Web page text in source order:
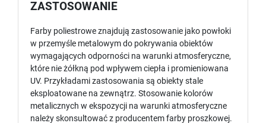
ZASTOSOWANIE
Farby poliestrowe znajdują zastosowanie jako powłoki
w przemyśle metalowym do pokrywania obiektów
wymagających odporności na warunki atmosferyczne,
które nie żółkną pod wpływem ciepła i promieniowana
UV. Przykładami zastosowania są obiekty stale
eksploatowane na zewnątrz. Stosowanie kolorów
metalicznych w ekspozycji na warunki atmosferyczne
należy skonsultować z producentem farby proszkowej.